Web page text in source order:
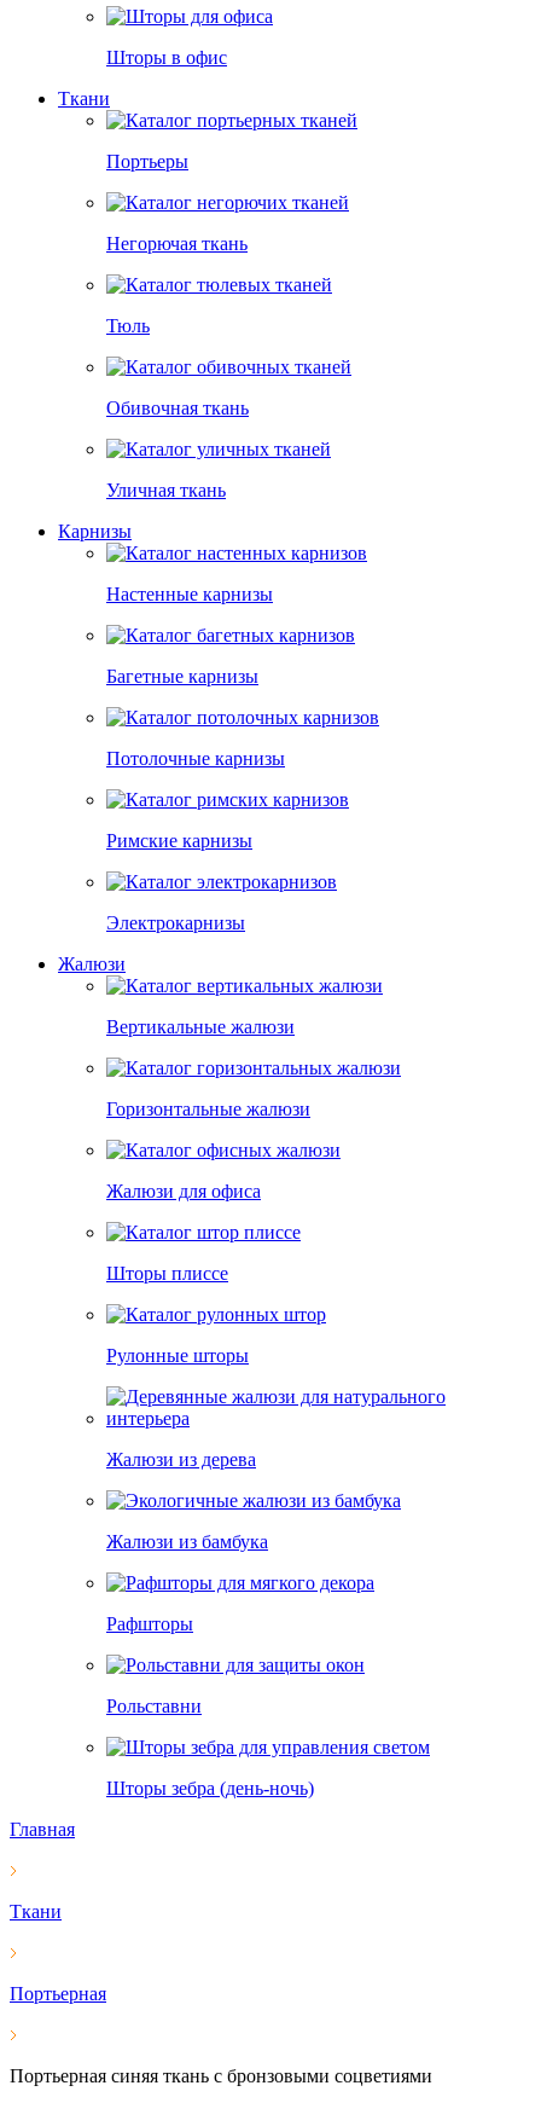
Шторы в офис
Ткани
Портьеры
Негорючая ткань
Тюль
Обивочная ткань
Уличная ткань
Карнизы
Настенные карнизы
Багетные карнизы
Потолочные карнизы
Римские карнизы
Электрокарнизы
Жалюзи
Вертикальные жалюзи
Горизонтальные жалюзи
Жалюзи для офиса
Шторы плиссе
Рулонные шторы
Жалюзи из дерева
Жалюзи из бамбука
Рафшторы
Рольставни
Шторы зебра (день-ночь)
Главная
Ткани
Портьерная
Портьерная синяя ткань с бронзовыми соцветиями